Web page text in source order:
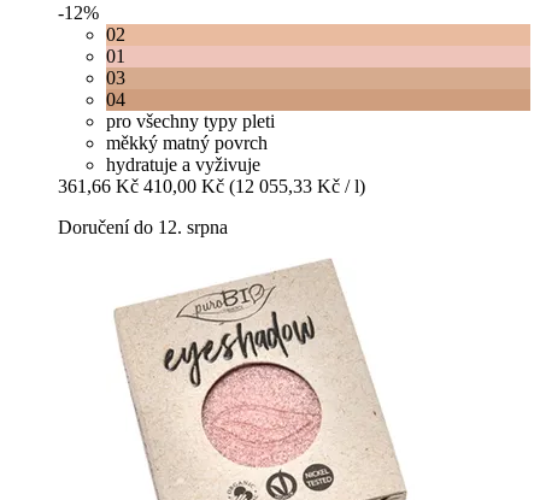
-12%
02
01
03
04
pro všechny typy pleti
měkký matný povrch
hydratuje a vyživuje
361,66 Kč 410,00 Kč (12 055,33 Kč / l)
Doručení do 12. srpna